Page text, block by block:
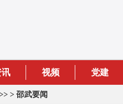
讯 视频 党建
> 邵武要闻